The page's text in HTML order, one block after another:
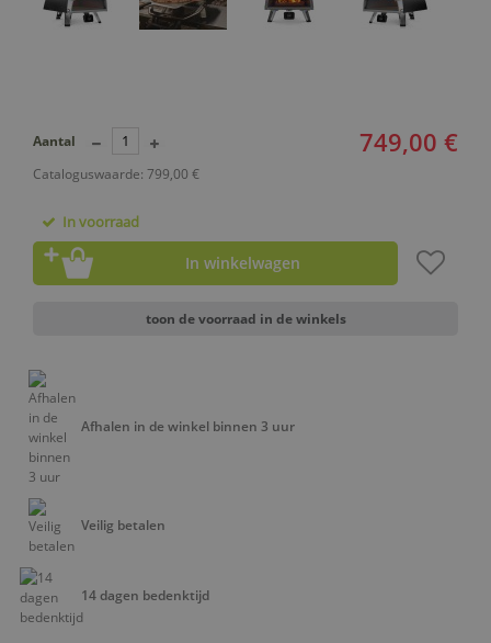
749,00 €
Aantal
Cataloguswaarde: 799,00 €
In voorraad
In winkelwagen
toon de voorraad in de winkels
Afhalen in de winkel binnen 3 uur
Veilig betalen
14 dagen bedenktijd